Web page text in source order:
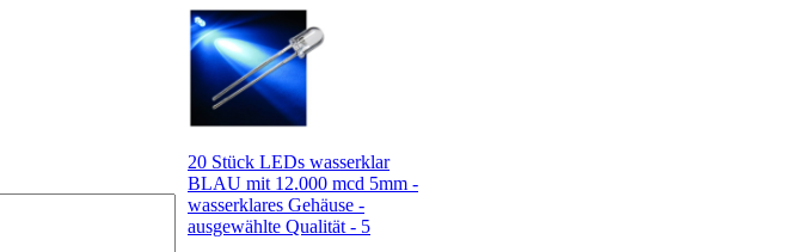
20 Stück LEDs wasserklar
BLAU mit 12.000 mcd 5mm -
wasserklares Gehäuse -
ausgewählte Qualität - 5